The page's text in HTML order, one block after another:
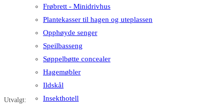
Frøbrett - Minidrivhus
Plantekasser til hagen og uteplassen
Opphøyde senger
Speilbasseng
Søppelbøtte concealer
Hagemøbler
Ildskål
Insekthotell
Utvalgt: